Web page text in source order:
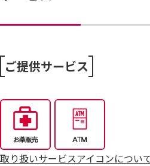
ご提供サービス
取り扱いサービスアイコンについ